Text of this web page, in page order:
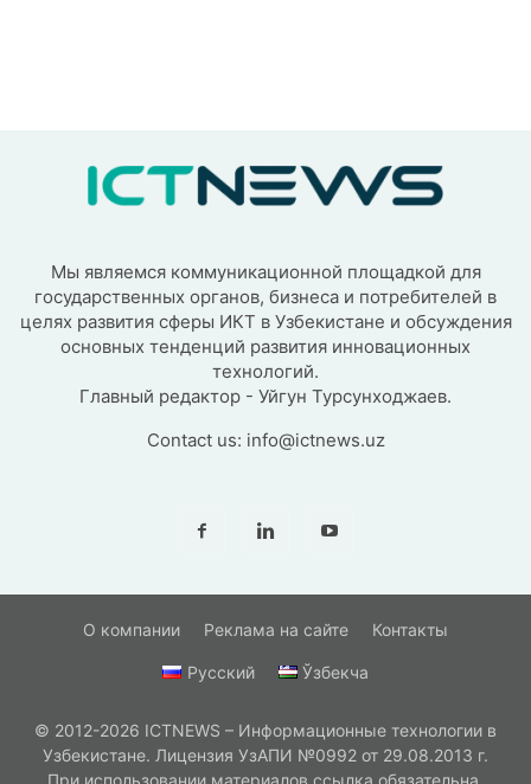
Мы являемся коммуникационной площадкой для
государственных органов, бизнеса и потребителей в
целях развития сферы ИКТ в Узбекистане и обсуждения
основных тенденций развития инновационных
технологий.
Главный редактор - Уйгун Турсунходжаев.
Contact us: info@ictnews.uz
О компании Реклама на сайте Контакты
Русский Ўзбекча
© 2012-2026 ICTNEWS – Информационные технологии в
Узбекистане. Лицензия УзАПИ №0992 от 29.08.2013 г.
При использовании материалов ссылка обязательна.